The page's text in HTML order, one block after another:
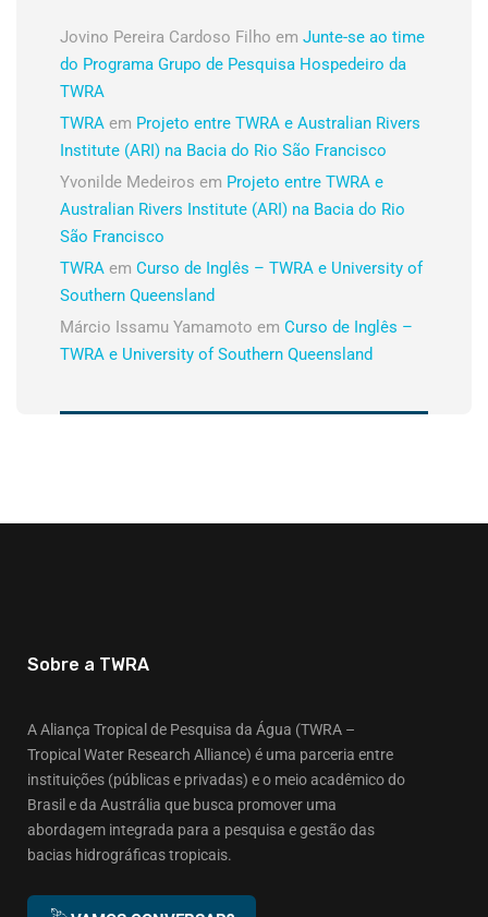
Jovino Pereira Cardoso Filho em Junte-se ao time
do Programa Grupo de Pesquisa Hospedeiro da
TWRA
TWRA em Projeto entre TWRA e Australian Rivers
Institute (ARI) na Bacia do Rio São Francisco
Yvonilde Medeiros em Projeto entre TWRA e
Australian Rivers Institute (ARI) na Bacia do Rio
São Francisco
TWRA em Curso de Inglês – TWRA e University of
Southern Queensland
Márcio Issamu Yamamoto em Curso de Inglês –
TWRA e University of Southern Queensland
Sobre a TWRA
A Aliança Tropical de Pesquisa da Água (TWRA –
Tropical Water Research Alliance) é uma parceria entre
instituições (públicas e privadas) e o meio acadêmico do
Brasil e da Austrália que busca promover uma
abordagem integrada para a pesquisa e gestão das
bacias hidrográficas tropicais.